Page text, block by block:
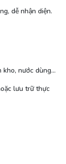
dễ nhận diện.
kho, nước dùng…
lưu trữ thực